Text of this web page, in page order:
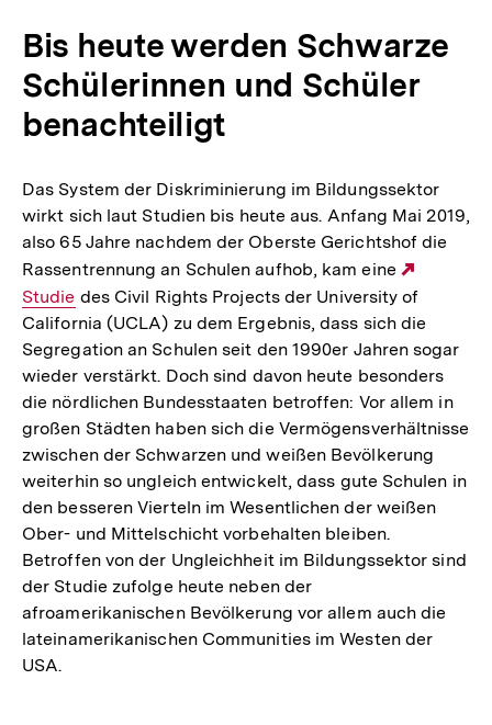
Bis heute werden Schwarze
Schülerinnen und Schüler
benachteiligt
Das System der Diskriminierung im Bildungssektor
wirkt sich laut Studien bis heute aus. Anfang Mai 2019,
also 65 Jahre nachdem der Oberste Gerichtshof die
Rassentrennung an Schulen aufhob, kam eine
Studie des Civil Rights Projects der University of
California (UCLA) zu dem Ergebnis, dass sich die
Segregation an Schulen seit den 1990er Jahren sogar
wieder verstärkt. Doch sind davon heute besonders
die nördlichen Bundesstaaten betroffen: Vor allem in
großen Städten haben sich die Vermögensverhältnisse
zwischen der Schwarzen und weißen Bevölkerung
weiterhin so ungleich entwickelt, dass gute Schulen in
den besseren Vierteln im Wesentlichen der weißen
Ober- und Mittelschicht vorbehalten bleiben.
Betroffen von der Ungleichheit im Bildungssektor sind
der Studie zufolge heute neben der
afroamerikanischen Bevölkerung vor allem auch die
lateinamerikanischen Communities im Westen der
USA.